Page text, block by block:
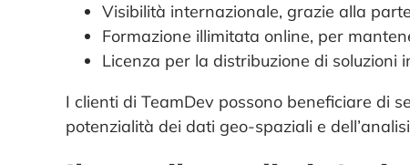
Visibilità internazionale, grazie alla
Formazione illimitata online, per
Licenza per la distribuzione di soluzioni
I clienti di TeamDev possono beneficiare di
potenzialità dei dati geo-spaziali e